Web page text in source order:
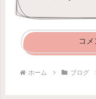
コ
ホーム ブログ